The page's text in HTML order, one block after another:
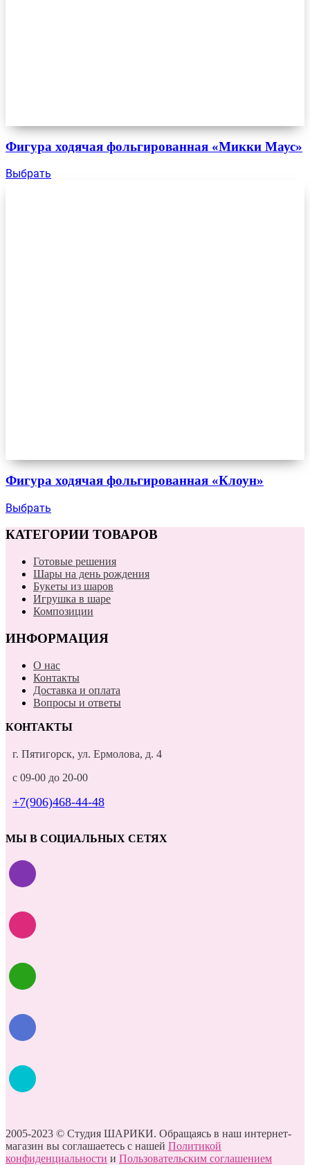
Фигура ходячая фольгированная «Микки Маус»
Выбрать
Фигура ходячая фольгированная «Клоун»
Выбрать
КАТЕГОРИИ ТОВАРОВ
Готовые решения
Шары на день рождения
Букеты из шаров
Игрушка в шаре
Композиции
ИНФОРМАЦИЯ
О нас
Контакты
Доставка и оплата
Вопросы и ответы
КОНТАКТЫ
г. Пятигорск, ул. Ермолова, д. 4
с 09-00 до 20-00
+7(906)468-44-48
МЫ В СОЦИАЛЬНЫХ СЕТЯХ
2005-2023 © Студия ШАРИКИ. Обращаясь в наш интернет-
магазин вы соглашаетесь с нашей Политикой
конфиденциальности и Пользовательским соглашением